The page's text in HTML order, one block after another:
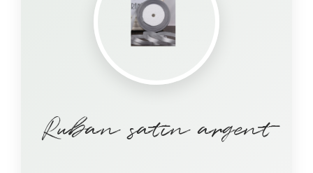
Ruban satin argent